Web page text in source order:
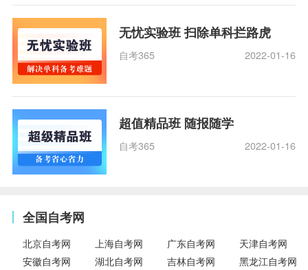
无忧实验班 扫除单科拦路虎
自考365 2022-01-16
超值精品班 随报随学
自考365 2022-01-16
全国自考网
北京自考网 上海自考网 广东自考网
天津自考网
安徽自考网
湖北自考网 吉林自考网
黑龙江自考网